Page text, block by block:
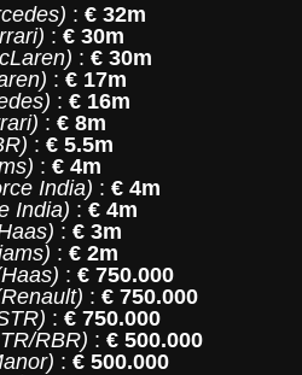
: € 32m
: € 30m
: € 30m
: € 17m
: € 16m
: € 8m
: € 5.5m
: € 4m
India) : € 4m
India) : € 4m
: € 3m
: € 2m
: € 750.000
: € 750.000
: € 750.000
RBR) : € 500.000
: € 500.000